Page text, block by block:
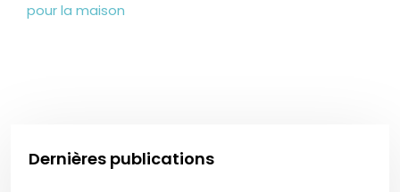
pour la maison
Dernières publications